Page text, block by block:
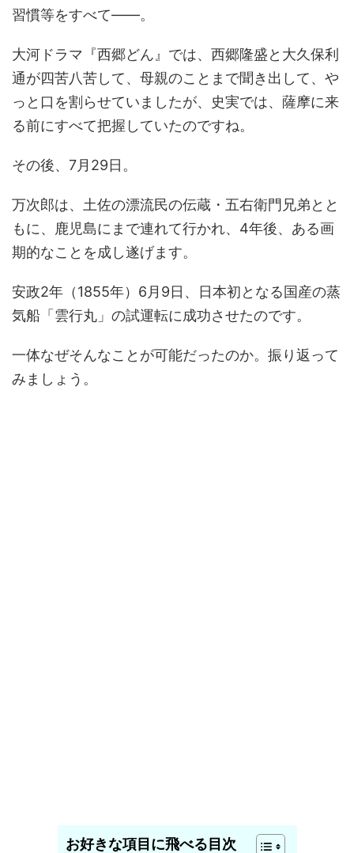
習慣等をすべて――。
大河ドラマ『西郷どん』では、西郷隆盛と大久保利
通が四苦八苦して、母親のことまで聞き出して、や
っと口を割らせていましたが、史実では、薩摩に来
る前にすべて把握していたのですね。
その後、7月29日。
万次郎は、土佐の漂流民の伝蔵・五右衛門兄弟とと
もに、鹿児島にまで連れて行かれ、4年後、ある画
期的なことを成し遂げます。
安政2年（1855年）6月9日、日本初となる国産の蒸
気船「雲行丸」の試運転に成功させたのです。
一体なぜそんなことが可能だったのか。振り返って
みましょう。
お好きな項目に飛べる目次